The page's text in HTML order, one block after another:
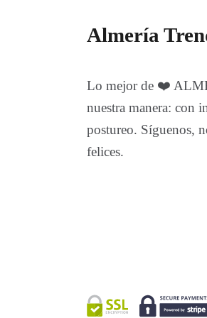
Almería
Lo mejor de ❤️
nuestra manera: con
postureo. Síguenos,
felices.